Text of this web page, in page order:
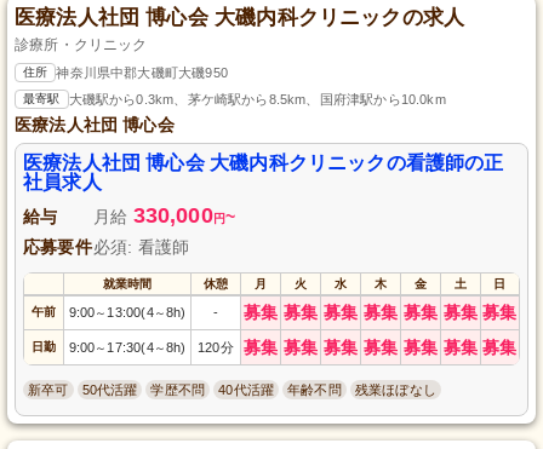
医療法人社団 博心会 大磯内科クリニックの求人
診療所・クリニック
住所 神奈川県中郡大磯町大磯950
最寄駅 大磯駅から0.3km、茅ケ崎駅から8.5km、国府津駅から10.0km
医療法人社団 博心会
医療法人社団 博心会 大磯内科クリニックの看護師の正
社員求人
給与 月給 330,000円~
応募要件必須: 看護師
就業時間 休憩 月 火 水 木 金 土 日
午前 9:00～ 13:00(4～8h) - 募集 募集 募集 募集 募集 募集 募集
日勤 9:00～ 17:30(4～8h) 120分 募集 募集 募集 募集 募集 募集 募集
新卒可 50代活躍 学歴不問 40代活躍 年齢不問 残業ほぼなし